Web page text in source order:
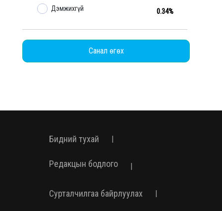
Дэмжихгүй 0.34%
Санал өгөх
Бидний тухай |
Редакцын бодлого |
Сурталчилгаа байрлуулах |